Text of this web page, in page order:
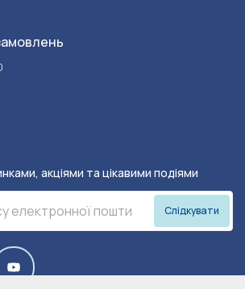
акціями та цікавими подіями
Слідкувати